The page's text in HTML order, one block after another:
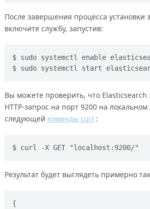
После завершения процесса установки
включите службу, запустив:
sudo systemctl enable
sudo systemctl start
Вы можете проверить, что
HTTP-запрос на порт 9200 на
следующей команды curl :
curl -X GET "localhost:9200/"
Результат будет выглядеть примерно
{